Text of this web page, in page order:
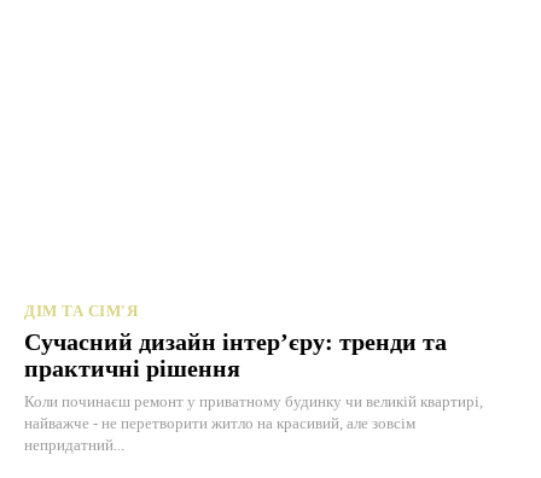
ДІМ ТА СІМ'Я
Сучасний дизайн інтер’єру: тренди та
практичні рішення
Коли починаєш ремонт у приватному будинку чи великій квартирі,
найважче - не перетворити житло на красивий, але зовсім
непридатний...